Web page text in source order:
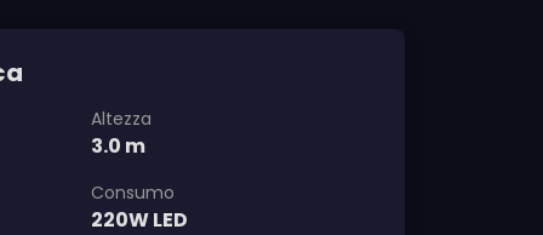
Altezza
3.0 m
Consumo
220W LED